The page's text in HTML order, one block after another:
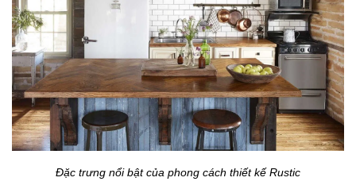
Đặc trưng nổi bật của phong cách thiết kế Rustic